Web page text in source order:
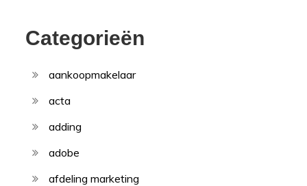
Categorieën
aankoopmakelaar
acta
adding
adobe
afdeling marketing